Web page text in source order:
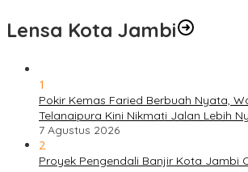
Lensa Kota Jambi
1
Pokir Kemas Faried Berbuah Nyata,
Telanaipura Kini Nikmati Jalan Lebih
7 Agustus 2026
2
Proyek Pengendali Banjir Kota Jambi